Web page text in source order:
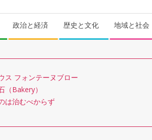
政治と経済 歴史と文化 地域と社会
ス フォンテーヌブロー
（Bakery）
は治むべからず